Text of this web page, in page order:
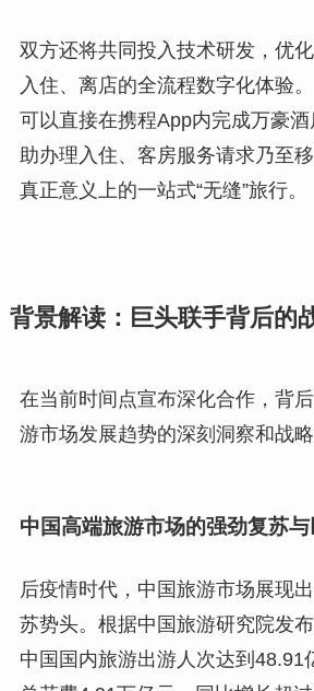
双方还将共同投入技术研发，优
入住、离店的全流程数字化体验
可以直接在携程App内完成万豪
助办理入住、客房服务请求乃至
真正意义上的一站式“无缝”旅行。
背景解读：巨头联手背后的
在当前时间点宣布深化合作，背
游市场发展趋势的深刻洞察和战略
中国高端旅游市场的强劲复苏与
后疫情时代，中国旅游市场展现
苏势头。根据中国旅游研究院发
中国国内旅游出游人次达到48.91